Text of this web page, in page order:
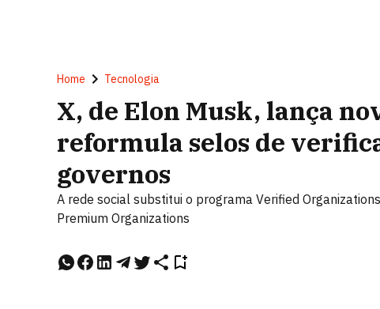
Home Tecnologia
X, de Elon Musk, lança
reformula selos de
governos
A rede social substitui o programa Verified
Premium Organizations